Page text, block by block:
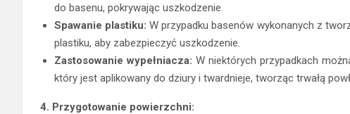
do basenu, pokrywając uszkodzenie.
Spawanie plastiku: W przypadku basenów wykonanych z
plastiku, aby zabezpieczyć uszkodzenie.
Zastosowanie wypełniacza: W niektórych przypadkach
który jest aplikowany do dziury i twardnieje, tworząc trwałą
4. Przygotowanie powierzchni: